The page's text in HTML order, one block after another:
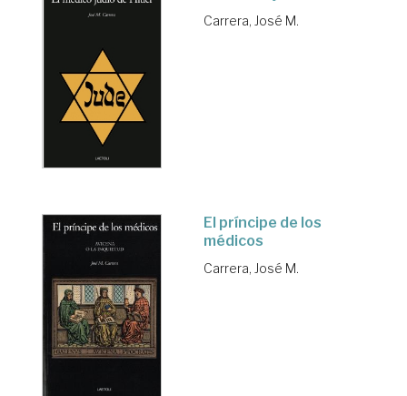
Carrera, José M.
El príncipe de los
médicos
Carrera, José M.